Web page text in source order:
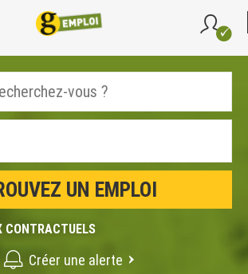
CONTRACTUELS
Créer une alerte